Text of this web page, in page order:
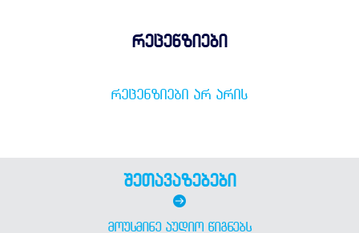
რეცენზიები
ᲠᲔᲪᲔᲜᲖᲘᲔᲑᲘ ᲐᲠ ᲐᲠᲘᲡ
შეთავაზებები
ᲛᲝᲣᲡᲛᲘᲜᲔ ᲐᲣᲓᲘᲝ ᲬᲘᲒᲜᲔᲑᲡ